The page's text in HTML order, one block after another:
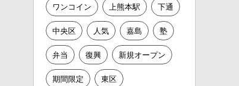
ワンコイン 上熊本駅 下通
中央区 人気 嘉島 塾
弁当 復興 新規オープン
期間限定 東区